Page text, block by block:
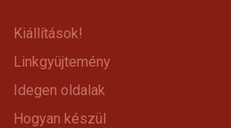
Kiállítások!
Linkgyüjtemény
Idegen oldalak
Hogyan készül